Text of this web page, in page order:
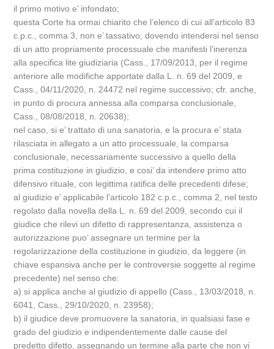
il primo motivo e’ infondato;
questa Corte ha ormai chiarito che l’elenco di cui all’articolo 83
c.p.c., comma 3, non e’ tassativo, dovendo intendersi nel senso
di un atto propriamente processuale che manifesti l’inerenza
alla specifica lite giudiziaria (Cass., 17/09/2013, per il regime
anteriore alle modifiche apportate dalla L. n. 69 del 2009, e
Cass., 04/11/2020, n. 24472 nel regime successivo; cfr. anche,
in punto di procura annessa alla comparsa conclusionale,
Cass., 08/08/2018, n. 20638);
nel caso, si e’ trattato di una sanatoria, e la procura e’ stata
rilasciata in allegato a un atto processuale, la comparsa
conclusionale, necessariamente successivo a quello della
prima costituzione in giudizio, e cosi’ da intendere primo atto
difensivo rituale, con legittima ratifica delle precedenti difese;
al giudizio e’ applicabile l’articolo 182 c.p.c., comma 2, nel testo
regolato dalla novella della L. n. 69 del 2009, secondo cui il
giudice che rilevi un difetto di rappresentanza, assistenza o
autorizzazione puo’ assegnare un termine per la
regolarizzazione della costituzione in giudizio, da leggere (in
chiave espansiva anche per le controversie soggette al regime
precedente) nel senso che:
a) si applica anche al giudizio di appello (Cass., 13/03/2018, n.
6041, Cass., 29/10/2020, n. 23958);
b) il giudice deve promuovere la sanatoria, in qualsiasi fase e
grado del giudizio e indipendentemente dalle cause del
predetto difetto, assegnando un termine alla parte che non vi